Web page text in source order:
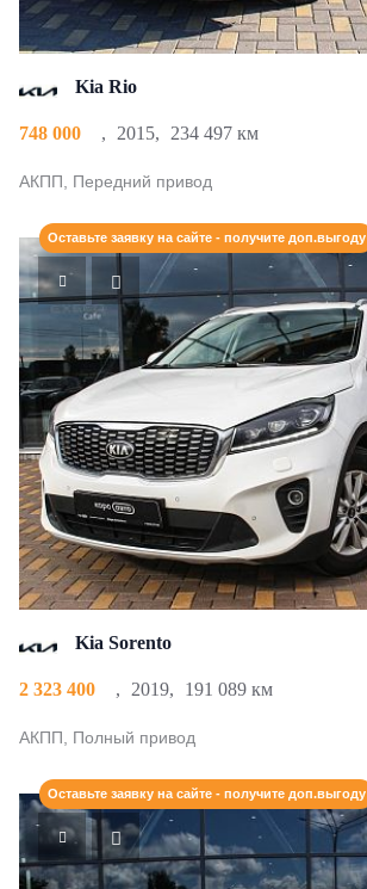
Kia Rio
748 000 , 2015, 234 497 км
АКПП, Передний привод
Оставьте заявку на сайте - получите доп.выгоду
Kia Sorento
2 323 400 , 2019, 191 089 км
АКПП, Полный привод
Оставьте заявку на сайте - получите доп.выгоду